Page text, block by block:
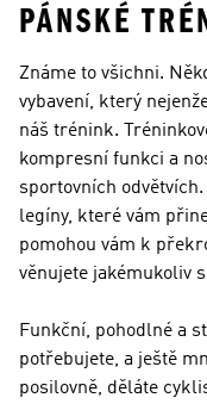
PÁNSKÉ
Známe to všichni.
vybavení, který
náš trénink.
kompresní funkci a
sportovních
legíny, které vám
pomohou vám k
věnujete jakémukoliv
Funkční, pohodlné a
potřebujete, a ještě
posilovně, děláte